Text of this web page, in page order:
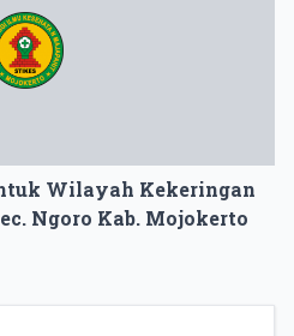
Wilayah Kekeringan
Ngoro Kab. Mojokerto